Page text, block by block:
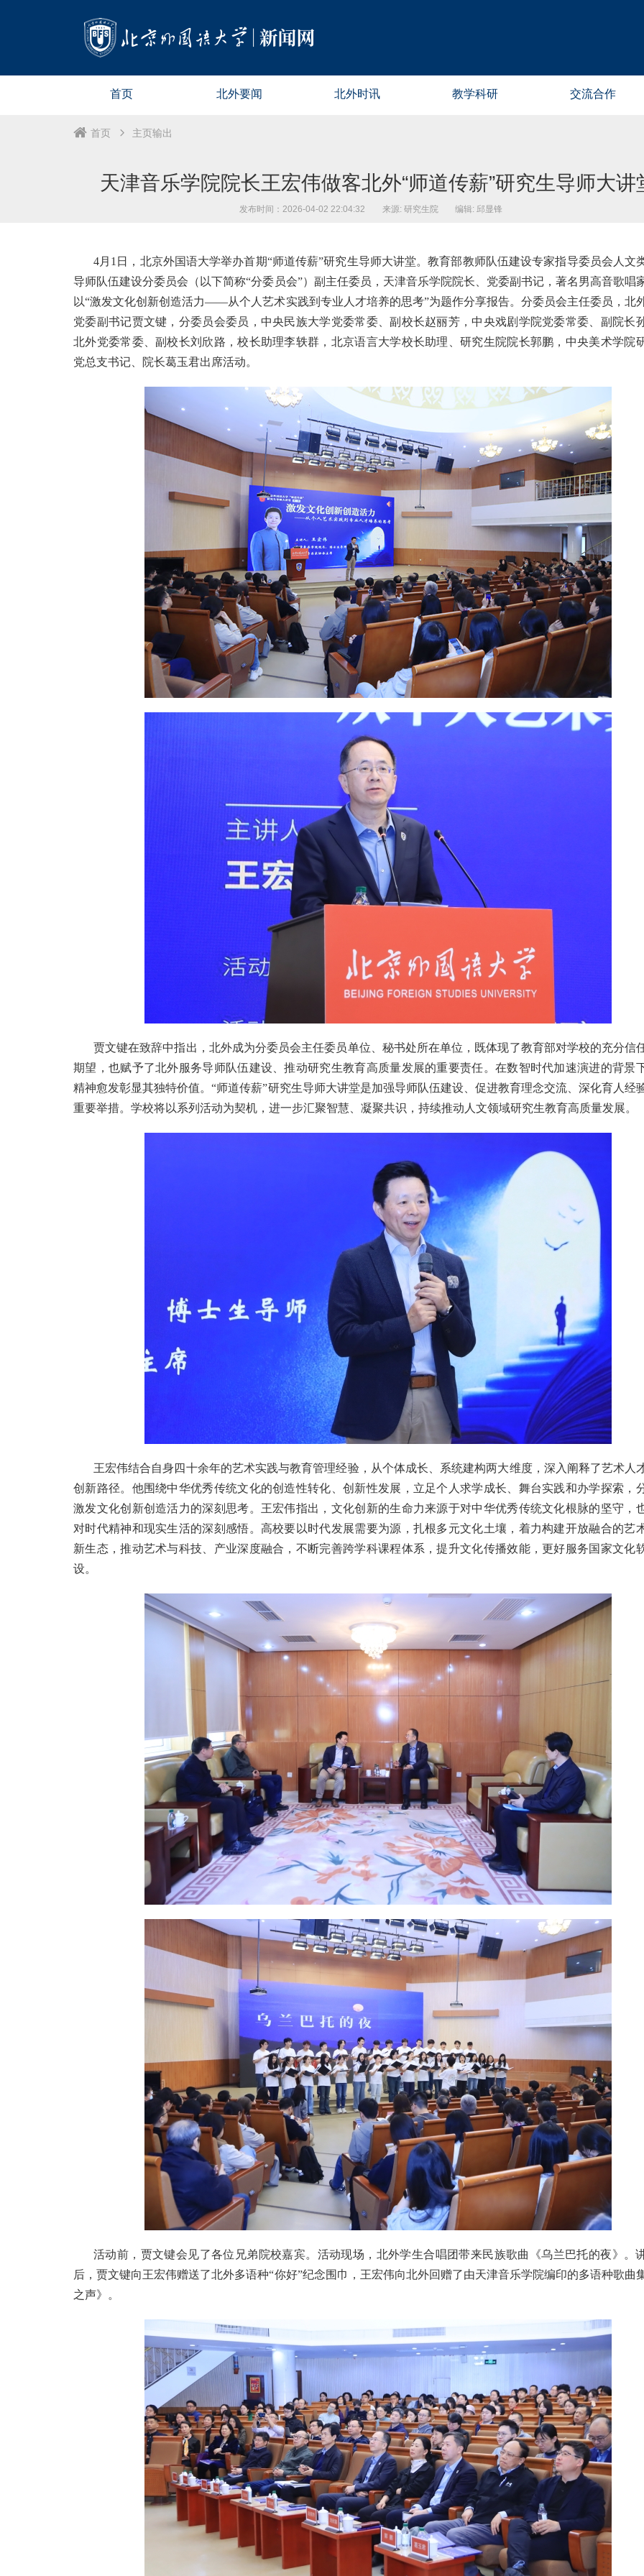
首页 北外要闻 北外时讯 教学科研 交流合作
首页 主页输出
天津音乐学院院长王宏伟做客北外“师道传薪”研究生导师大讲
发布时间：2026-04-02 22:04:32 来源: 研究生院 编辑: 邱显锋
4月1日，北京外国语大学举办首期“师道传薪”研究生导师大讲堂。教育部教师队伍建设专家指导委员会人文
导师队伍建设分委员会（以下简称“分委员会”）副主任委员，天津音乐学院院长、党委副书记，著名男高音歌唱
以“激发文化创新创造活力——从个人艺术实践到专业人才培养的思考”为题作分享报告。分委员会主任委员，北
党委副书记贾文键，分委员会委员，中央民族大学党委常委、副校长赵丽芳，中央戏剧学院党委常委、副院长
北外党委常委、副校长刘欣路，校长助理李轶群，北京语言大学校长助理、研究生院院长郭鹏，中央美术学院
党总支书记、院长葛玉君出席活动。
贾文键在致辞中指出，北外成为分委员会主任委员单位、秘书处所在单位，既体现了教育部对学校的充分信
期望，也赋予了北外服务导师队伍建设、推动研究生教育高质量发展的重要责任。在数智时代加速演进的背景
精神愈发彰显其独特价值。“师道传薪”研究生导师大讲堂是加强导师队伍建设、促进教育理念交流、深化育人经
重要举措。学校将以系列活动为契机，进一步汇聚智慧、凝聚共识，持续推动人文领域研究生教育高质量发展。
王宏伟结合自身四十余年的艺术实践与教育管理经验，从个体成长、系统建构两大维度，深入阐释了艺术人
创新路径。他围绕中华优秀传统文化的创造性转化、创新性发展，立足个人求学成长、舞台实践和办学探索，
激发文化创新创造活力的深刻思考。王宏伟指出，文化创新的生命力来源于对中华优秀传统文化根脉的坚守，
对时代精神和现实生活的深刻感悟。高校要以时代发展需要为源，扎根多元文化土壤，着力构建开放融合的艺
新生态，推动艺术与科技、产业深度融合，不断完善跨学科课程体系，提升文化传播效能，更好服务国家文化
设。
活动前，贾文键会见了各位兄弟院校嘉宾。活动现场，北外学生合唱团带来民族歌曲《乌兰巴托的夜》。
后，贾文键向王宏伟赠送了北外多语种“你好”纪念围巾，王宏伟向北外回赠了由天津音乐学院编印的多语种歌曲
之声》。